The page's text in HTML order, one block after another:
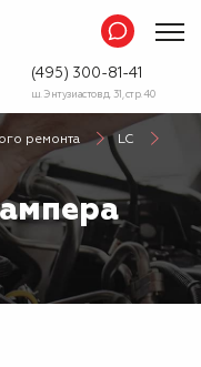
(495) 300-81-41
ш. Энтузиастов д. 31, стр. 40
ремонта
LC